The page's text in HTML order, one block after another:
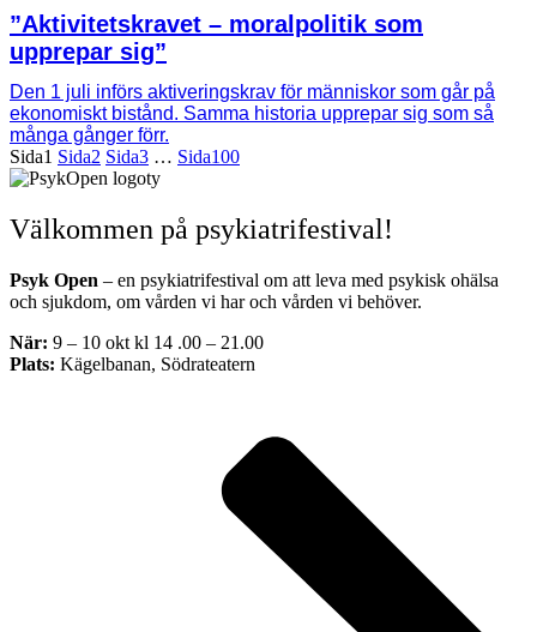
”Aktivitetskravet – moralpolitik som
upprepar sig”
Den 1 juli införs aktiveringskrav för människor som går på
ekonomiskt bistånd. Samma historia upprepar sig som så
många gånger förr.
Sida1 Sida2 Sida3 … Sida100
Välkommen på psykiatrifestival!
Psyk Open – en psykiatrifestival om att leva med psykisk ohälsa
och sjukdom, om vården vi har och vården vi behöver.
När: 9 – 10 okt kl 14 .00 – 21.00
Plats: Kägelbanan, Södrateatern